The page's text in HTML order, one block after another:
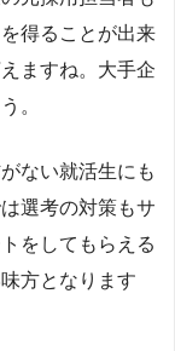
得ることが出来
ますね。大手企
。
ない就活生にも
選考の対策もサ
をしてもらえる
方となります